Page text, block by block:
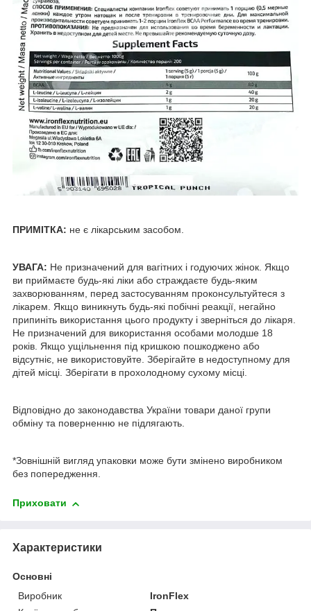
ПРИМІТКА: не є лікарським засобом.
УВАГА: Не призначений для вагітних і годуючих жінок. Якщо
ви приймаєте будь-які ліки або страждаєте будь-яким
захворюванням, перед застосуванням проконсультуйтеся з
лікарем. Якщо виникнуть будь-які побічні реакції, негайно
припиніть використання цього продукту і зверніться до лікаря.
Не призначений для використання особами молодше 18
років. Якщо ущільнення під кришкою пошкоджено або
відсутніє, не використовуйте. Зберігайте в недоступному для
дітей місці. Зберігати в прохолодному сухому місці.
Відповідно до законодавства України товари даної групи
обміну та поверненню не підлягають.
*Зовнішній вигляд упаковки може бути змінено виробником
без попередження.
Приховати
Характеристики
Основні
Виробник
IronFlex